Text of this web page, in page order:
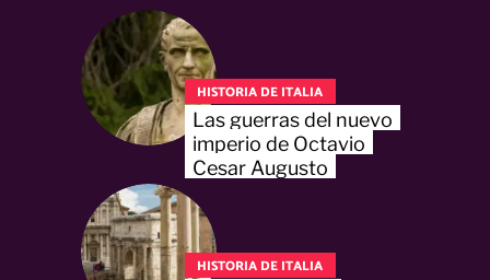
HISTORIA DE ITALIA
Las guerras del nuevo
imperio de Octavio
Cesar Augusto
HISTORIA DE ITALIA